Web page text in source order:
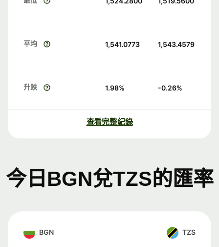
平均 1,541.0773 1,543.4579
升跌 1.98% -0.26%
查看完整紀錄
今日BGN兌TZS的匯率
BGN TZS